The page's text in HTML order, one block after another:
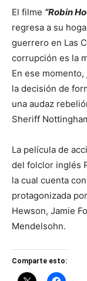
El filme “Robin
regresa a su
guerrero en Las
corrupción es la
En ese
la decisión de
una audaz
Sheriff
La película de
del folclor inglés
la cual cuenta
protagonizada
Hewson, Jamie
Mendelsohn.
Comparte esto: